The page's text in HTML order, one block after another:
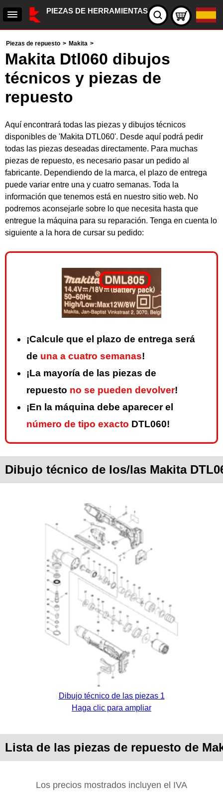
PIEZAS DE HERRAMIENTAS
Piezas de repuesto > Makita >
Makita Dtl060 dibujos
técnicos y piezas de
repuesto
Aquí encontrará todas las piezas y dibujos técnicos
disponibles de 'Makita DTL060'. Desde aquí podrá pedir
todas las piezas deseadas directamente. Para muchas
piezas de repuesto, es necesario pasar un pedido al
fabricante. Dependiendo de la marca, el plazo de entrega
puede variar entre una y cuatro semanas. Toda la
información que tenemos está en nuestro sitio web. No
podremos aconsejarle sobre lo que necesita hasta que
entregue la máquina para su reparación. Tenga en cuenta lo
siguiente a la hora de cursar su pedido:
¡Calcule que el plazo de entrega será
de una a cuatro semanas!
¡La mayoría de las piezas de
repuesto no se pueden devolver!
¡En la máquina debe aparecer el
número de tipo exacto DTL060!
Dibujo técnico de los/las Makita
Dibujo técnico de las piezas 1
Haga clic para ampliar
Lista de las piezas de repuesto de
Los precios mostrados incluyen el IVA